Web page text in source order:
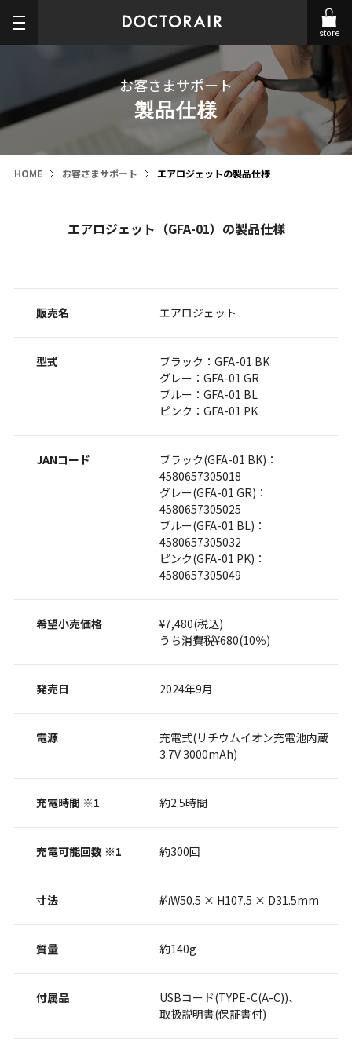
store
お客さまサポート
製品仕様
HOME お客さまサポート エアロジェットの製品仕様
エアロジェット（GFA-01）の製品仕様
販売名 エアロジェット
型式
ブラック：GFA-01 BK
グレー：GFA-01 GR
ブルー：GFA-01 BL
ピンク：GFA-01 PK
JANコード
ブラック(GFA-01 BK)：
4580657305018
グレー(GFA-01 GR)：
4580657305025
ブルー(GFA-01 BL)：
4580657305032
ピンク(GFA-01 PK)：
4580657305049
希望小売価格
¥7,480(税込)
うち消費税¥680(10％)
発売日 2024年9月
電源
充電式(リチウムイオン充電池内蔵
3.7V 3000mAh)
充電時間 ※1 約2.5時間
充電可能回数 ※1 約300回
寸法 約W50.5 × H107.5 × D31.5mm
質量 約140g
付属品
USBコード(TYPE-C(A-C))、
取扱説明書(保証書付)